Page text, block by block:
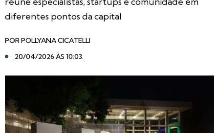
diferentes pontos da capital
PORPOLLYANA CICATELLI
20/04/2026 ÀS 10:03.